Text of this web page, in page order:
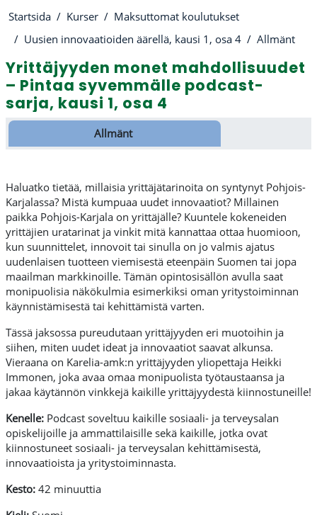
Startsida Kurser
Maksuttomat koulutukset
Uusien innovaatioiden äärellä, kausi 1, osa 4
Allmänt
Yrittäjyyden monet mahdollisuudet
– Pintaa syvemmälle podcast-
sarja, kausi 1, osa 4
Avsnittsöversikt
Allmänt
Haluatko tietää, millaisia yrittäjätarinoita on syntynyt Pohjois-
Karjalassa? Mistä kumpuaa uudet innovaatiot? Millainen
paikka Pohjois-Karjala on yrittäjälle? Kuuntele kokeneiden
yrittäjien uratarinat ja vinkit mitä kannattaa ottaa huomioon,
kun suunnittelet, innovoit tai sinulla on jo valmis ajatus
uudenlaisen tuotteen viemisestä eteenpäin Suomen tai jopa
maailman markkinoille. Tämän opintosisällön avulla saat
monipuolisia näkökulmia esimerkiksi oman yritystoiminnan
käynnistämisestä tai kehittämistä varten.
Tässä jaksossa pureudutaan yrittäjyyden eri muotoihin ja
siihen, miten uudet ideat ja innovaatiot saavat alkunsa.
Vieraana on Karelia-amk:n yrittäjyyden yliopettaja Heikki
Immonen, joka avaa omaa monipuolista työtaustaansa ja
jakaa käytännön vinkkejä kaikille yrittäjyydestä kiinnostuneille!
Kenelle: Podcast soveltuu kaikille sosiaali- ja terveysalan
opiskelijoille ja ammattilaisille sekä kaikille, jotka ovat
kiinnostuneet sosiaali- ja terveysalan kehittämisestä,
innovaatioista ja yritystoiminnasta.
Kesto: 42 minuuttia